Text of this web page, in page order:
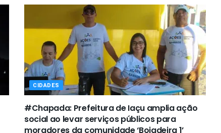
CIDADES
#Chapada: Prefeitura de Iaçu amplia ação
social ao levar serviços públicos para
moradores da comunidade ‘Boiadeira 1’